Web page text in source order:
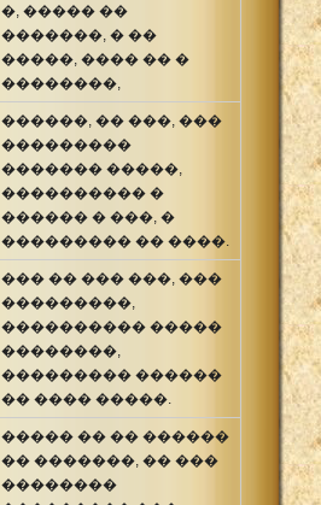
�, ����� ��
�������, � ��
�����, ���� �� �
��������,
������, �� ���, ���
���������
������� �����,
���������� �
������ � ���, �
��������� �� ����.
��� �� ��� ���, ���
���������,
���������� �����
��������,
��������� ������
�� ���� �����.
����� �� �� ������
�� �������, �� ���
��������